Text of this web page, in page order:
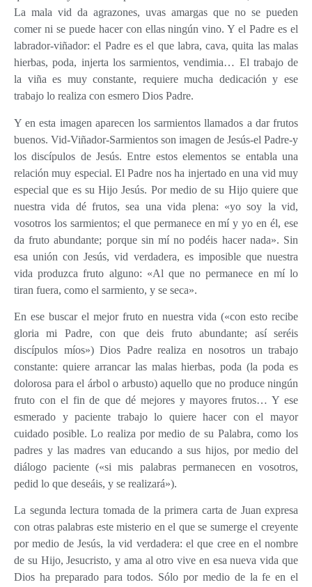
La mala vid da agrazones, uvas amargas que no se pueden
comer ni se puede hacer con ellas ningún vino. Y el Padre es el
labrador-viñador: el Padre es el que labra, cava, quita las malas
hierbas, poda, injerta los sarmientos, vendimia… El trabajo de
la viña es muy constante, requiere mucha dedicación y ese
trabajo lo realiza con esmero Dios Padre.
Y en esta imagen aparecen los sarmientos llamados a dar frutos
buenos. Vid-Viñador-Sarmientos son imagen de Jesús-el Padre-y
los discípulos de Jesús. Entre estos elementos se entabla una
relación muy especial. El Padre nos ha injertado en una vid muy
especial que es su Hijo Jesús. Por medio de su Hijo quiere que
nuestra vida dé frutos, sea una vida plena: «yo soy la vid,
vosotros los sarmientos; el que permanece en mí y yo en él, ese
da fruto abundante; porque sin mí no podéis hacer nada». Sin
esa unión con Jesús, vid verdadera, es imposible que nuestra
vida produzca fruto alguno: «Al que no permanece en mí lo
tiran fuera, como el sarmiento, y se seca».
En ese buscar el mejor fruto en nuestra vida («con esto recibe
gloria mi Padre, con que deis fruto abundante; así seréis
discípulos míos») Dios Padre realiza en nosotros un trabajo
constante: quiere arrancar las malas hierbas, poda (la poda es
dolorosa para el árbol o arbusto) aquello que no produce ningún
fruto con el fin de que dé mejores y mayores frutos… Y ese
esmerado y paciente trabajo lo quiere hacer con el mayor
cuidado posible. Lo realiza por medio de su Palabra, como los
padres y las madres van educando a sus hijos, por medio del
diálogo paciente («si mis palabras permanecen en vosotros,
pedid lo que deseáis, y se realizará»).
La segunda lectura tomada de la primera carta de Juan expresa
con otras palabras este misterio en el que se sumerge el creyente
por medio de Jesús, la vid verdadera: el que cree en el nombre
de su Hijo, Jesucristo, y ama al otro vive en esa nueva vida que
Dios ha preparado para todos. Sólo por medio de la fe en el